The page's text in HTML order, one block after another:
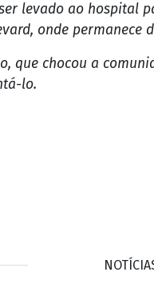
levado ao hospital
onde permanece
que chocou a
lo.